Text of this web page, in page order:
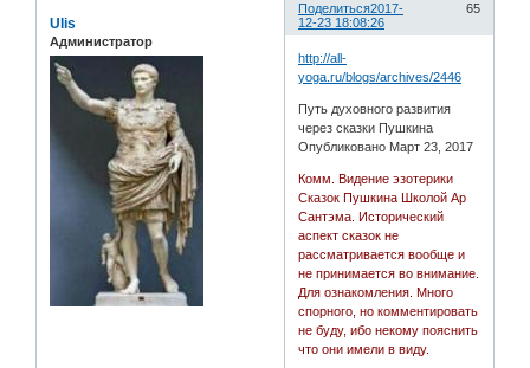
Поделиться 65
2017-
12-23 18:08:26
Ulis
Администратор
http://all-
yoga.ru/blogs/archives/2446
Путь духовного развития
через сказки Пушкина
Опубликовано Март 23, 2017
Комм. Видение эзотерики
Сказок Пушкина Школой Ар
Сантэма. Исторический
аспект сказок не
рассматривается вообще и
не принимается во внимание.
Для ознакомления. Много
спорного, но комментировать
не буду, ибо некому пояснить
что они имели в виду.